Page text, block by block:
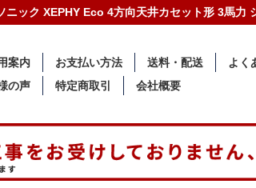
ニック XEPHY Eco 4方向天井カセット形 3馬力
案内 お支払い方法 送料・配送
よく
の声
特定商取引 会社概要